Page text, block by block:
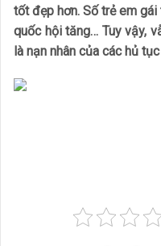
tốt đẹp hơn. Số trẻ em
quốc hội tăng… Tuy vậy,
là nạn nhân của các hủ